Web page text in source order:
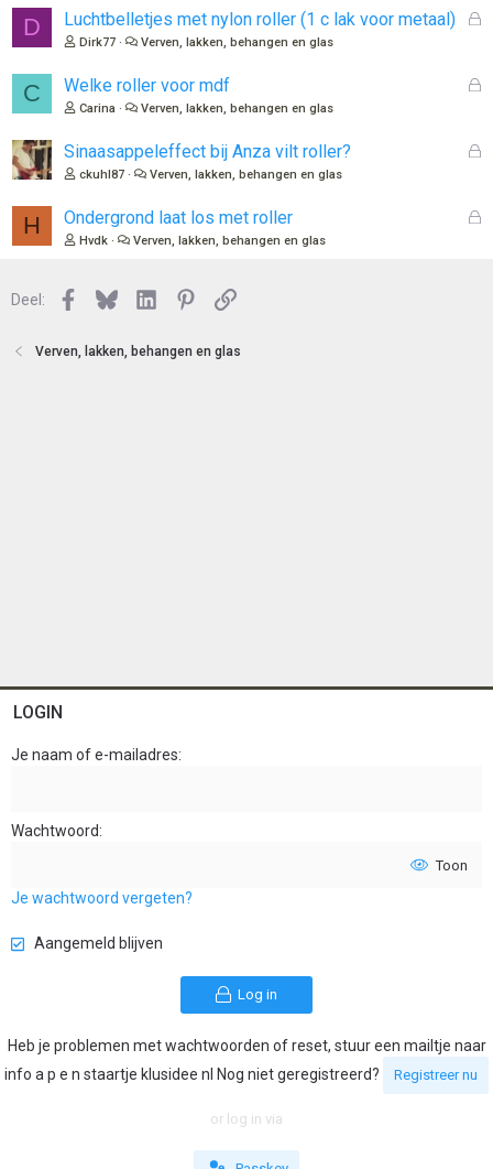
n
D
G
n
Luchtbelletjes met nylon roller (1 c lak voor metaal)
Dirk77 Verven, lakken, behangen en glas
C
G
n
Welke roller voor mdf
Carina Verven, lakken, behangen en glas
G
Sinaasappeleffect bij Anza vilt roller?
ckuhl87 Verven, lakken, behangen en glas
H
G
Ondergrond laat los met roller
Hvdk Verven, lakken, behangen en glas
Deel: Facebook
BlueskyLinkedInPinterest
Link
Verven, lakken, behangen en glas
LOGIN
Je naam of e-mailadres
Wachtwoord
Toon
Je wachtwoord vergeten?
Aangemeld blijven
Log in
Heb je problemen met wachtwoorden of reset, stuur een mailtje naar
info a p e n staartje klusidee nl Nog niet geregistreerd?
Registreer nu
or log in via